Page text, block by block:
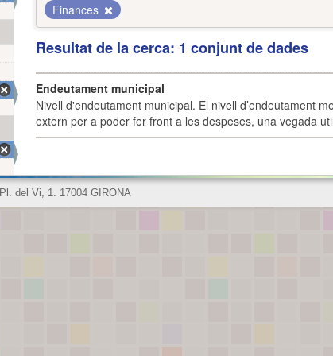
Finances
Resultat de la cerca: 1 conjunt de dades
Endeutament municipal
Nivell d'endeutament municipal. El nivell d’endeutament
extern per a poder fer front a les despeses, una vegada
Pl. del Vi, 1. 17004 GIRONA